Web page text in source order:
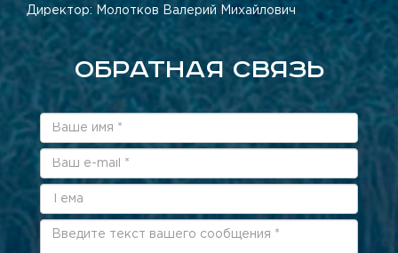
Директор: Молотков Валерий Михайлович
ОБРАТНАЯ СВЯЗЬ